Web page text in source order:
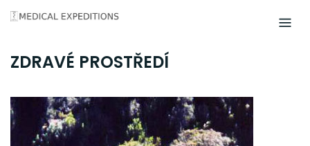
Skip
content
ZDRAVÉ PROSTŘEDÍ